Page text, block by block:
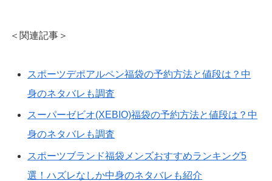
＜関連記事＞
スポーツデポアルペン福袋の予約方法と値段は？中
身のネタバレも調査
スーパーゼビオ(XEBIO)福袋の予約方法と値段は？中
身のネタバレも調査
スポーツブランド福袋メンズおすすめランキング5
選！ハズレなしか中身のネタバレも紹介